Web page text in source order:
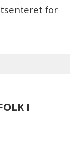
for
I